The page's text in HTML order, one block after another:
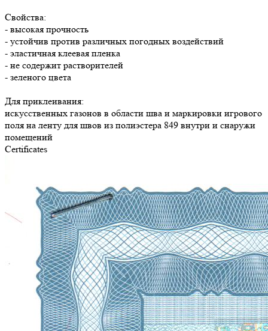
Свойства:
- высокая прочность
- устойчив против различных погодных воздействий
- эластичная клеевая пленка
- не содержит растворителей
- зеленого цвета
Для приклеивания:
искусственных газонов в области шва и маркировки игрового
поля на ленту для швов из полиэстера 849 внутри и снаружи
помещений
Certificates